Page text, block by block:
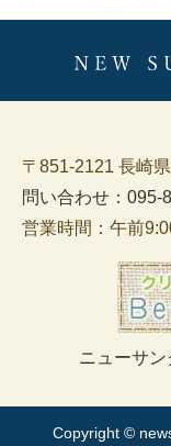
〒851-2121 長崎
問い合わせ：095-
営業時間：午前
ニューサ
Copyright ©